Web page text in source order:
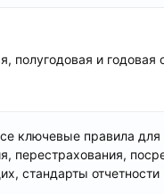
полугодовая и годовая
ключевые правила для
перестрахования,
стандарты отчетности